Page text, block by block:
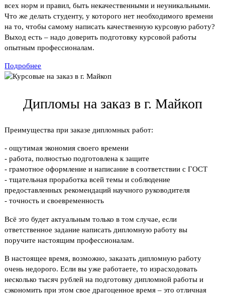
всех норм и правил, быть некачественными и неуникальными.
Что же делать студенту, у которого нет необходимого времени
на то, чтобы самому написать качественную курсовую работу?
Выход есть – надо доверить подготовку курсовой работы
опытным профессионалам.
Подробнее
Дипломы на заказ в г. Майкоп
Преимущества при заказе дипломных работ:
- ощутимая экономия своего времени
- работа, полностью подготовлена к защите
- грамотное оформление и написание в соответствии с ГОСТ
- тщательная проработка всей темы и соблюдение
предоставленных рекомендаций научного руководителя
- точность и своевременность
Всё это будет актуальным только в том случае, если
ответственное задание написать дипломную работу вы
поручите настоящим профессионалам.
В настоящее время, возможно, заказать дипломную работу
очень недорого. Если вы уже работаете, то израсходовать
несколько тысяч рублей на подготовку дипломной работы и
сэкономить при этом свое драгоценное время – это отличная